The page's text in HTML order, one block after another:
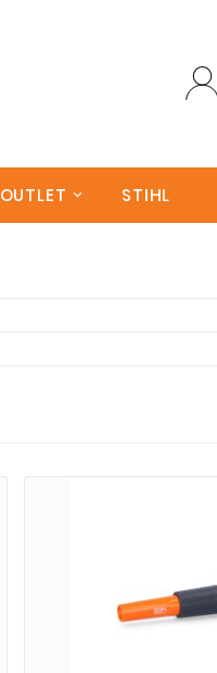
OUTLET STIHL